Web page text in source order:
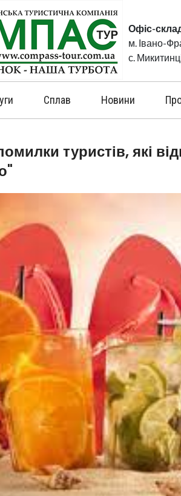
Офіс-
м. Івано-
с.
Сплав Новини
туристів, які